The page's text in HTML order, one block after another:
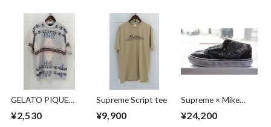
GELATO PIQUE
PENDLETON ルーム
¥2,530
Supreme Script tee
¥9,900
Supreme × Mike
Cab
¥24,200